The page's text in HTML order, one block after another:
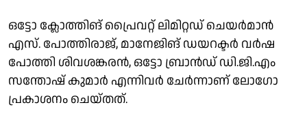
ഒട്ടോ ക്ലോത്തിങ് പ്രൈവറ്റ് ലിമിറ്റഡ് ചെയർമാൻ
എസ്. പോത്തിരാജ്, മാനേജിങ് ഡയറക്ടർ വർഷ
പോത്തി ശിവശങ്കരൻ, ഒട്ടോ ബ്രാൻഡ് ഡി.ജി.എം
സന്തോഷ് കുമാർ എന്നിവർ ചേർന്നാണ് ലോഗോ
പ്രകാശനം ചെയ്തത്.